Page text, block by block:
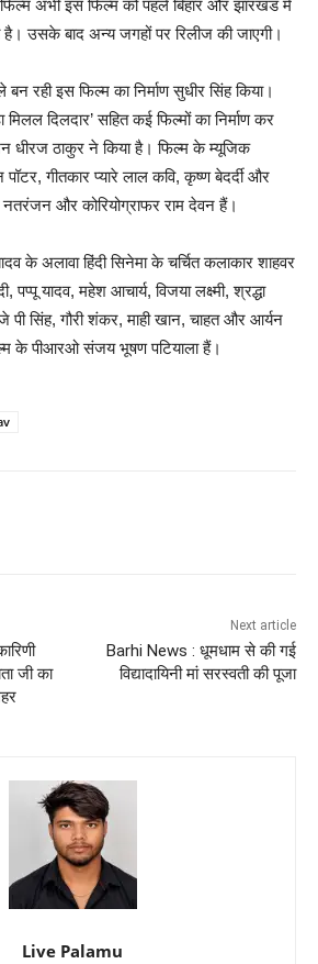
अभी इस फिल्म को पहले बिहार और झारखंड में
है। उसके बाद अन्य जगहों पर रिलीज की जाएगी।
रही इस फिल्म का निर्माण सुधीर सिंह किया।
दिलदार’ सहित कई फिल्मों का निर्माण कर
धीरज ठाकुर ने किया है। फिल्म के म्यूजिक
पॉटर, गीतकार प्यारे लाल कवि, कृष्ण बेदर्दी और
और कोरियोग्राफर राम देवन हैं।
के अलावा हिंदी सिनेमा के चर्चित कलाकार शाहवर
पप्पू यादव, महेश आचार्य, विजया लक्ष्मी, श्रद्धा
सिंह, गौरी शंकर, माही खान, चाहत और आर्यन
के पीआरओ संजय भूषण पटियाला हैं।
जी का
Next article
Barhi News : धूमधाम से की गई
विद्यादायिनी मां सरस्वती की पूजा
Live Palamu